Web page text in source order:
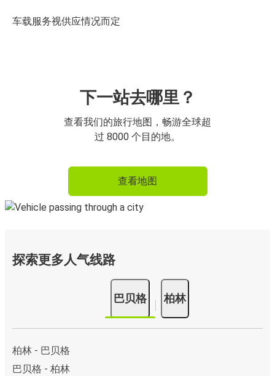
车载服务视供应情况而定
下一站去哪里？
查看我们的旅行地图，畅游全球超
过 8000 个目的地。
查看地图
探索更多人气线路
巴贝格 柏林
柏林 - 巴贝格
巴贝格 - 柏林